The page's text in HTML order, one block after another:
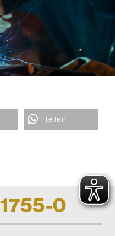
teilen
0